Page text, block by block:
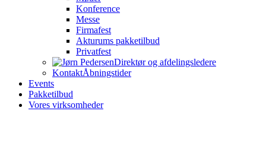
Konference
Messe
Firmafest
Akturums pakketilbud
Privatfest
Direktør og afdelingsledere
KontaktÅbningstider
Events
Pakketilbud
Vores virksomheder